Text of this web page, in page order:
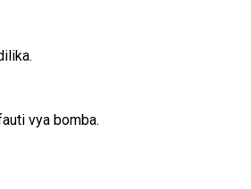
vya bomba.